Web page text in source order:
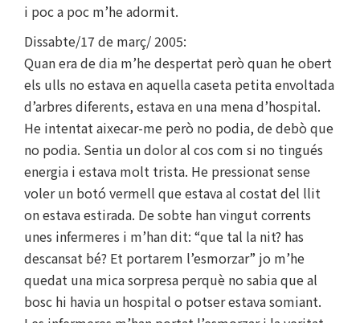
i poc a poc m’he adormit.
Dissabte/17 de març/ 2005:
Quan era de dia m’he despertat però quan he obert
els ulls no estava en aquella caseta petita envoltada
d’arbres diferents, estava en una mena d’hospital.
He intentat aixecar-me però no podia, de debò que
no podia. Sentia un dolor al cos com si no tingués
energia i estava molt trista. He pressionat sense
voler un botó vermell que estava al costat del llit
on estava estirada. De sobte han vingut corrents
unes infermeres i m’han dit: “que tal la nit? has
descansat bé? Et portarem l’esmorzar” jo m’he
quedat una mica sorpresa perquè no sabia que al
bosc hi havia un hospital o potser estava somiant.